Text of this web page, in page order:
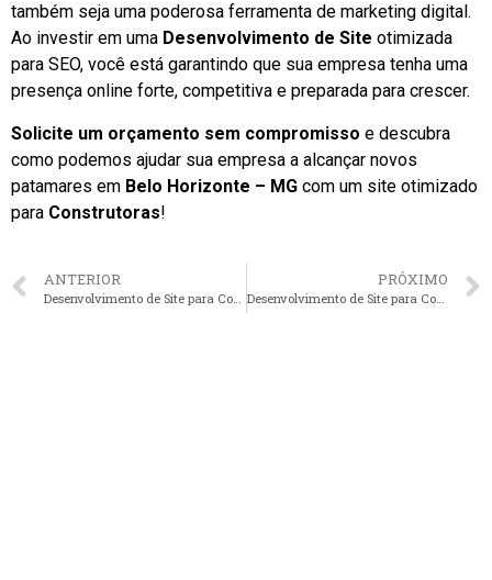
também seja uma poderosa ferramenta de marketing digital.
Ao investir em uma Desenvolvimento de Site otimizada
para SEO, você está garantindo que sua empresa tenha uma
presença online forte, competitiva e preparada para crescer.
Solicite um orçamento sem compromisso e descubra
como podemos ajudar sua empresa a alcançar novos
patamares em Belo Horizonte – MG com um site otimizado
para Construtoras!
ANTERIOR
Desenvolvimento de Site para Construtoras em Rio de Janeiro – RJ faça seu orçamento
PRÓXIMO
Desenvolvimento de Site para Construtoras em Porto Alegre – RS faça seu orçamento